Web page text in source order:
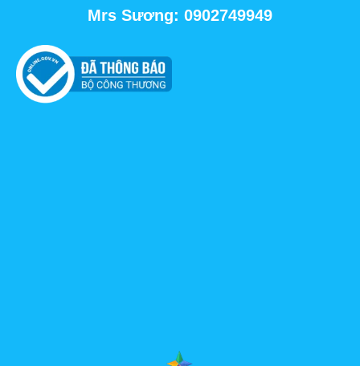
Mrs Sương: 0902749949